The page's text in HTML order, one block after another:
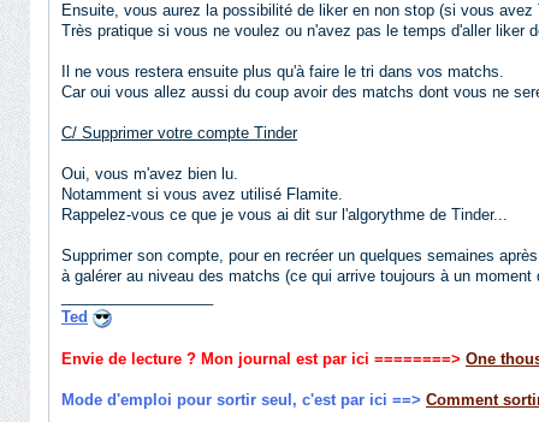
Ensuite, vous aurez la possibilité de liker en non stop (si vous
Très pratique si vous ne voulez ou n'avez pas le temps d'aller liker
Il ne vous restera ensuite plus qu'à faire le tri dans vos matchs.
Car oui vous allez aussi du coup avoir des matchs dont vous ne
C/ Supprimer votre compte Tinder
Oui, vous m'avez bien lu.
Notamment si vous avez utilisé Flamite.
Rappelez-vous ce que je vous ai dit sur l'algorythme de Tinder...
Supprimer son compte, pour en recréer un quelques semaines
à galérer au niveau des matchs (ce qui arrive toujours à un moment
Ted
Envie de lecture ? Mon journal est par ici ========> One
Mode d'emploi pour sortir seul, c'est par ici ==> Comment